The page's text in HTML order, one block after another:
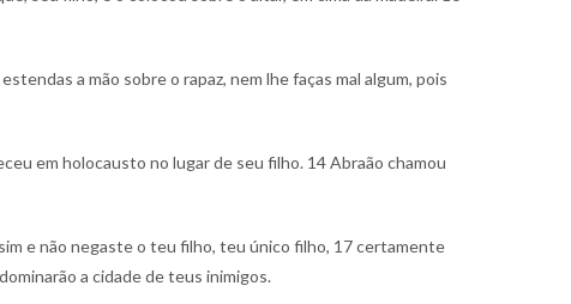
a mão sobre o rapaz, nem lhe faças mal algum, pois
em holocausto no lugar de seu filho. 14 Abraão chamou
e não negaste o teu filho, teu único filho, 17 certamente
a cidade de teus inimigos.